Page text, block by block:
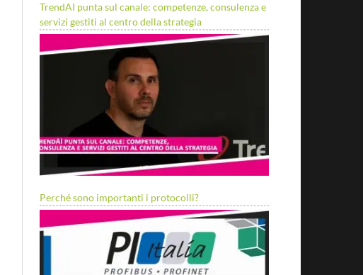
TrendAI punta sul canale: competenze, consulenza e
servizi gestiti al centro della strategia
Perché sono importanti i protocolli?